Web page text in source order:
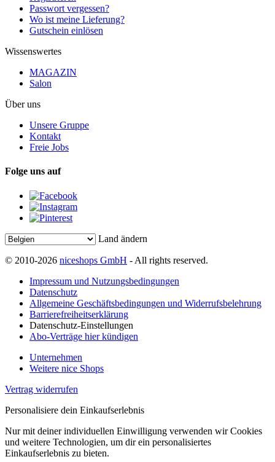
Passwort vergessen?
Wo ist meine Lieferung?
Gutschein einlösen
Wissenswertes
MAGAZIN
Salon
Über uns
Unsere Gruppe
Kontakt
Freie Jobs
Folge uns auf
Land ändern
© 2010-2026 niceshops GmbH - All rights reserved.
Impressum und Nutzungsbedingungen
Datenschutz
Allgemeine Geschäftsbedingungen und Widerrufsbelehrung
Barrierefreiheitserklärung
Datenschutz-Einstellungen
Abo-Verträge hier kündigen
Unternehmen
Weitere nice Shops
Vertrag widerrufen
Personalisiere dein Einkaufserlebnis
Nur mit deiner individuellen Einwilligung verwenden wir Cookies
und weitere Technologien, um dir ein personalisiertes
Einkaufserlebnis zu bieten.